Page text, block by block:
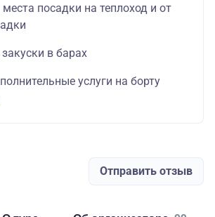
посадки на теплоход и от
в барах
услуги на борту
Отправить отзыв